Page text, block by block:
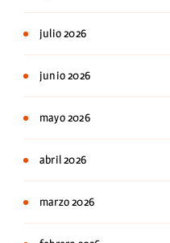
julio 2026
junio 2026
mayo 2026
abril 2026
marzo 2026